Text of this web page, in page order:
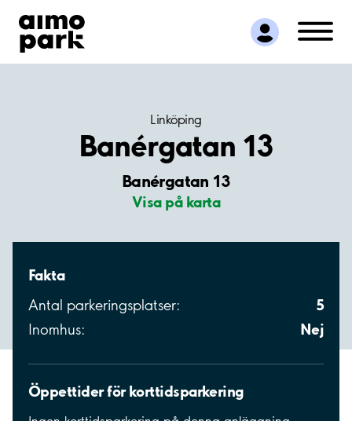
Hitta parkering
Samarbete
Kundservice
Linköping
Banérgatan 13
Banérgatan 13
Visa på karta
Fakta
Antal parkeringsplatser: 5
Inomhus: Nej
Öppettider för korttidsparkering